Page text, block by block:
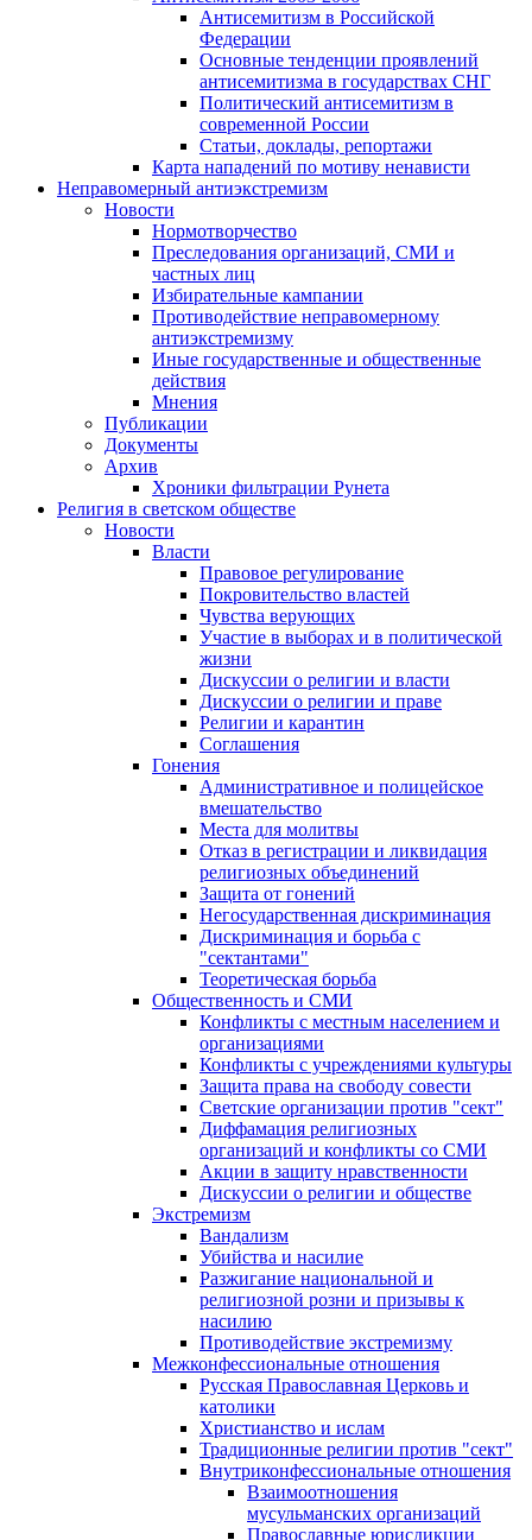
Антисемитизм в Российской
Федерации
Основные тенденции проявлений
антисемитизма в государствах СНГ
Политический антисемитизм в
современной России
Статьи, доклады, репортажи
Карта нападений по мотиву ненависти
Неправомерный антиэкстремизм
Новости
Нормотворчество
Преследования организаций, СМИ и
частных лиц
Избирательные кампании
Противодействие неправомерному
антиэкстремизму
Иные государственные и общественные
действия
Мнения
Публикации
Документы
Архив
Хроники фильтрации Рунета
Религия в светском обществе
Новости
Власти
Правовое регулирование
Покровительство властей
Чувства верующих
Участие в выборах и в политической
жизни
Дискуссии о религии и власти
Дискуссии о религии и праве
Религии и карантин
Соглашения
Гонения
Административное и полицейское
вмешательство
Места для молитвы
Отказ в регистрации и ликвидация
религиозных объединений
Защита от гонений
Негосударственная дискриминация
Дискриминация и борьба с
"сектантами"
Теоретическая борьба
Общественность и СМИ
Конфликты с местным населением и
организациями
Конфликты с учреждениями культуры
Защита права на свободу совести
Светские организации против "сект"
Диффамация религиозных
организаций и конфликты со СМИ
Акции в защиту нравственности
Дискуссии о религии и обществе
Экстремизм
Вандализм
Убийства и насилие
Разжигание национальной и
религиозной розни и призывы к
насилию
Противодействие экстремизму
Межконфессиональные отношения
Русская Православная Церковь и
католики
Христианство и ислам
Традиционные религии против "сект"
Внутриконфессиональные отношения
Взаимоотношения
мусульманских организаций
Православные юрисдикции